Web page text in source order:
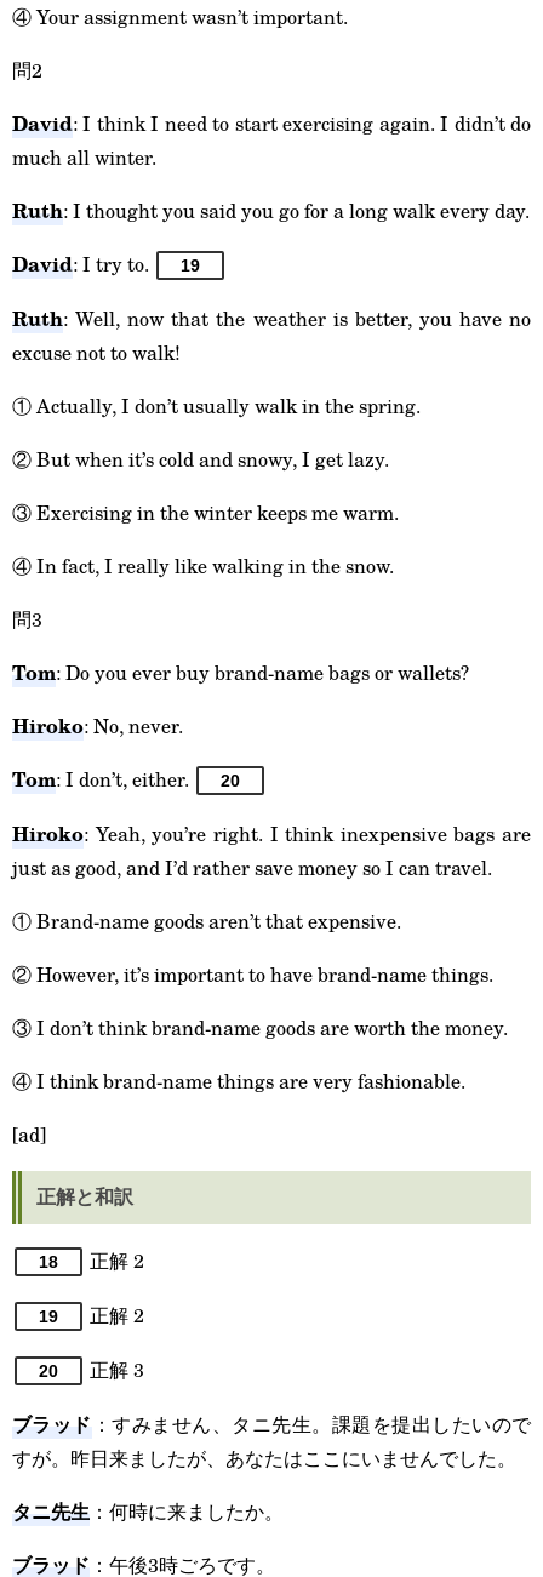
④ Your assignment wasn’t important.
問2
David: I think I need to start exercising again. I didn’t do
much all winter.
Ruth: I thought you said you go for a long walk every day.
David: I try to. 19
Ruth: Well, now that the weather is better, you have no
excuse not to walk!
① Actually, I don’t usually walk in the spring.
② But when it’s cold and snowy, I get lazy.
③ Exercising in the winter keeps me warm.
④ In fact, I really like walking in the snow.
問3
Tom: Do you ever buy brand-name bags or wallets?
Hiroko: No, never.
Tom: I don’t, either. 20
Hiroko: Yeah, you’re right. I think inexpensive bags are
just as good, and I’d rather save money so I can travel.
① Brand-name goods aren’t that expensive.
② However, it’s important to have brand-name things.
③ I don’t think brand-name goods are worth the money.
④ I think brand-name things are very fashionable.
[ad]
正解と和訳
18 正解 2
19 正解 2
20 正解 3
ブラッド ：すみません、タニ先生。課題を提出したいので
すが。昨日来ましたが、あなたはここにいませんでした。
タニ先生 ：何時に来ましたか。
ブラッド ：午後3時ごろです。